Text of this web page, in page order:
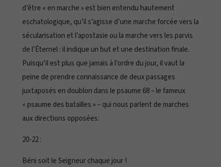
d’être « en marche » est bien entendu hautement
eschatologique, qu’il s’agisse d’une marche forcée vers la
sécularisation et l’apostasie ou la marche vers les parvis
de l’Éternel : il indique un but et une destination finale.
Puisqu’il est plus que jamais à l’ordre du jour, il vaut la
peine de prendre connaissance de deux passages
juxtaposés en doublon dans le psaume 68 – le fameux
« psaume des batailles » – qui nous parlent de marches
aux directions opposées:
20-22 :
Béni soit le Seigneur chaque jour !